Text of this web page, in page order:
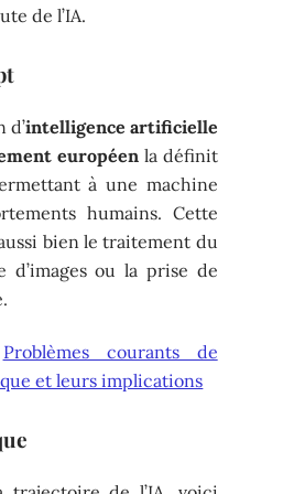
de l’IA.
d’intelligence artificielle
européenla définit
à une machine
humains. Cette
bien le traitement du
d’images ou la prise de
Problèmes courants de
et leurs implications